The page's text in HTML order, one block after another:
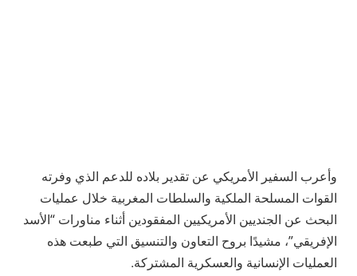
وأعرب السفير الأمريكي عن تقدير بلاده للدعم الذي وفرته
القوات المسلحة الملكية والسلطات المغربية خلال عمليات
البحث عن الجنديين الأمريكيين المفقودين أثناء مناورات “الأسد
الإفريقي”، مشيدًا بروح التعاون والتنسيق التي طبعت هذه
العمليات الإنسانية والعسكرية المشتركة.